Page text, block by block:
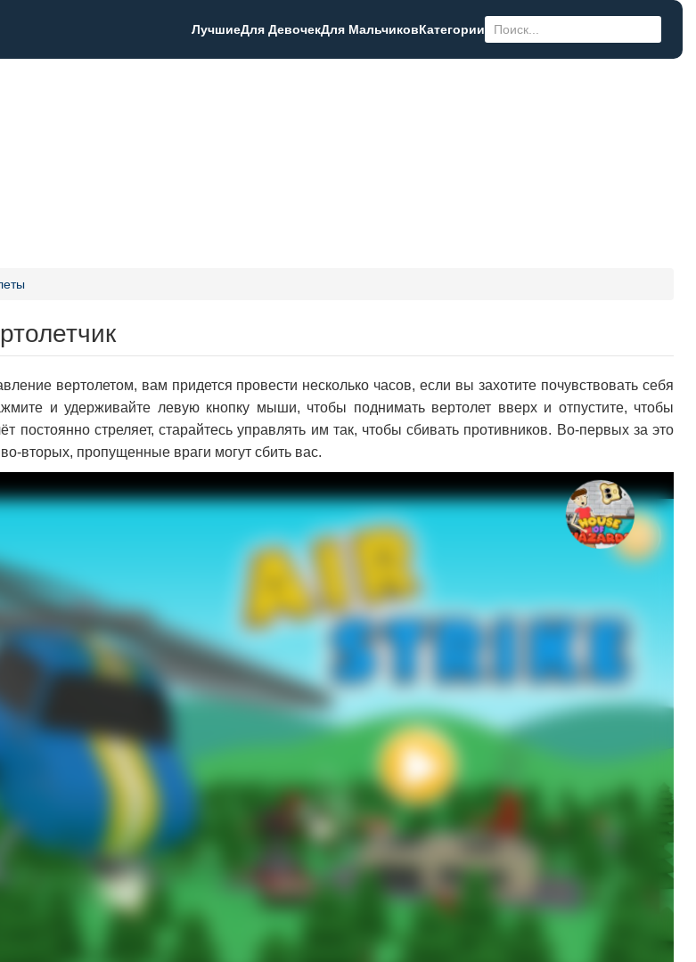
ЛучшиеДля ДевочекДля МальчиковКатегории
вертолетом, вам придется провести несколько часов, если вы захотите почувствовать себя
и удерживайте левую кнопку мыши, чтобы поднимать вертолет вверх и отпустите, чтобы
постоянно стреляет, старайтесь управлять им так, чтобы сбивать противников. Во-первых за это
вторых, пропущенные враги могут сбить вас.